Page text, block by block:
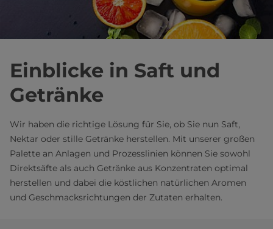
Einblicke in Saft und
Getränke
Wir haben die richtige Lösung für Sie, ob Sie nun Saft,
Nektar oder stille Getränke herstellen. Mit unserer großen
Palette an Anlagen und Prozesslinien können Sie sowohl
Direktsäfte als auch Getränke aus Konzentraten optimal
herstellen und dabei die köstlichen natürlichen Aromen
und Geschmacksrichtungen der Zutaten erhalten.